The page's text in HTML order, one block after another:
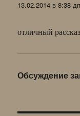
13.02.2014 в 8:38 дп
отличный
Обсуждение